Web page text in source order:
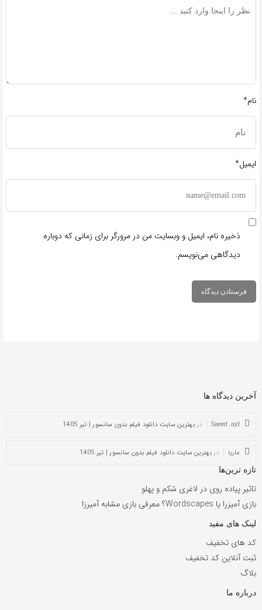
نام*
ایمیل*
ذخیره نام، ایمیل و وبسایت من در مرورگر برای زمانی که دوباره
دیدگاهی می‌نویسم.
آخرین دیدگاه ها
Saeed .ajd در بهترین سایت دانلود فیلم بدون سانسور | تیر 1405
ماریا در بهترین سایت دانلود فیلم بدون سانسور | تیر 1405
تازه ترین‌ها
تاثیر پیاده روی در لاغری شکم و پهلو
بازی آمیزرا یا Wordscapes؟ معرفی بازی مشابه آمیرزا
لینک های مفید
کد های تخفیف
ثبت آنلاین کد تخفیف
بلاگ
درباره ما